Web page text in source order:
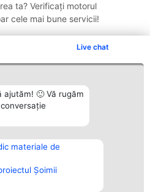
Live chat
🙂 Vă rugăm
materiale de
Șoimii
ta? Verificați motorul
cele mai bune servicii!
Tuturor
Contact